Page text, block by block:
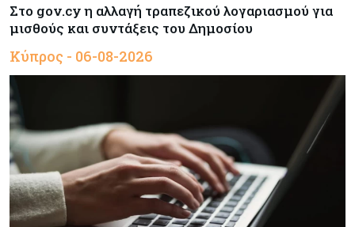
Στο gov.cy η αλλαγή τραπεζικού λογαριασμού για
μισθούς και συντάξεις του Δημοσίου
Κύπρος - 06-08-2026